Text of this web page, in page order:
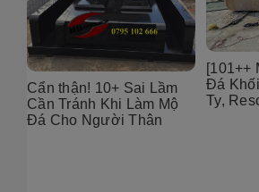
Cẩn thận! 10+ Sai Lầm
Cần Tránh Khi Làm Mộ
Đá Cho Người Thân
[101++
Đá
Ty,